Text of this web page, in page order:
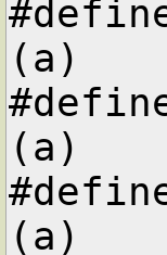
(a)
(a)
(a)